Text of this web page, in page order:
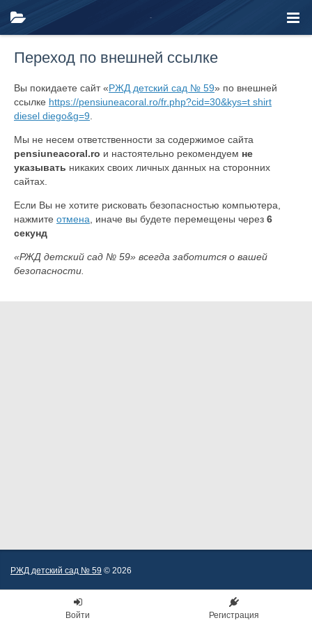
Переход по внешней ссылке
Вы покидаете сайт «РЖД детский сад № 59» по внешней
ссылке https://pensiuneacoral.ro/fr.php?cid=30&kys=t shirt
diesel diego&g=9
Мы не несем ответственности за содержимое сайта
pensiuneacoral.ro и настоятельно рекомендуем не
указывать никаких своих личных данных на сторонних
сайтах.
Если Вы не хотите рисковать безопасностью компьютера,
нажмите отмена , иначе вы будете перемещены через 6
секунд
«РЖД детский сад № 59» всегда заботится о вашей
безопасности.
РЖД детский сад № 59 © 2026
Войти Регистрация